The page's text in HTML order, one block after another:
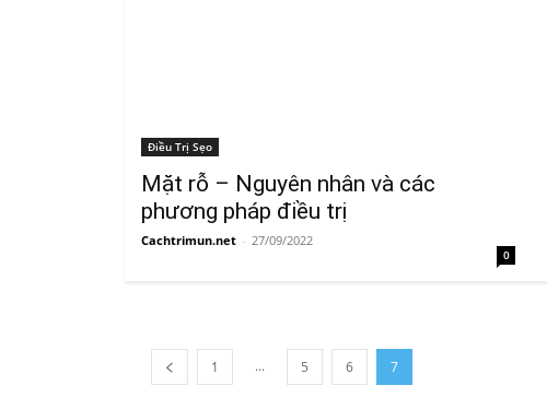
Điều Trị Sẹo
Mặt rỗ – Nguyên nhân và các
phương pháp điều trị
Cachtrimun.net - 27/09/2022
0
1 ... 5 6 7